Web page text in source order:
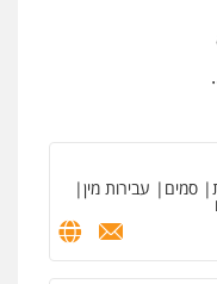
סמים עבירות מין